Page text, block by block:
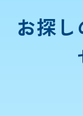
お探